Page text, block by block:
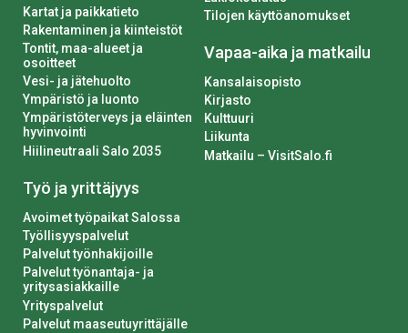
Kartat ja paikkatieto
Rakentaminen ja kiinteistöt
Tontit, maa-alueet ja
osoitteet
Vesi- ja jätehuolto
Ympäristö ja luonto
Ympäristöterveys ja eläinten
hyvinvointi
Hiilineutraali Salo 2035
Työ ja yrittäjyys
Avoimet työpaikat Salossa
Työllisyyspalvelut
Palvelut työnhakijoille
Palvelut työnantaja- ja
yritysasiakkaille
Yrityspalvelut
Palvelut maaseutuyrittäjälle
Tilojen käyttöanomukset
Vapaa-aika ja matkailu
Kansalaisopisto
Kirjasto
Kulttuuri
Liikunta
Matkailu – VisitSalo.fi